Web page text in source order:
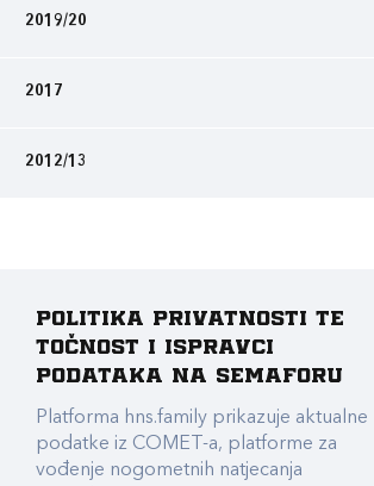
2019/20
2017
2012/13
Politika privatnosti te
točnost i ispravci
podataka na Semaforu
Platforma hns.family prikazuje aktualne
podatke iz COMET-a, platforme za
vođenje nogometnih natjecanja